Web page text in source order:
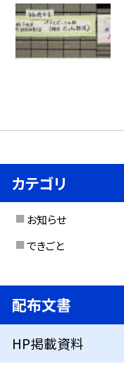
カテゴリ
お知らせ
できごと
配布文書
HP掲載資料